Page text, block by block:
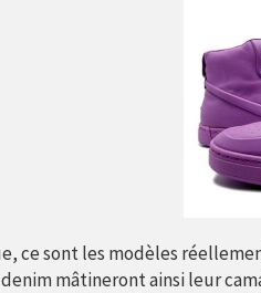
ce sont les modèles
mâtineront ainsi leur